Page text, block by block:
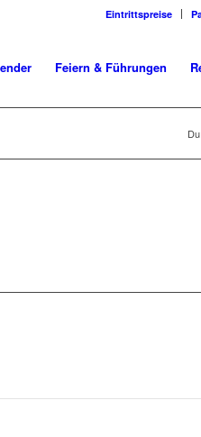
Eintrittspreise
Feiern & Führungen